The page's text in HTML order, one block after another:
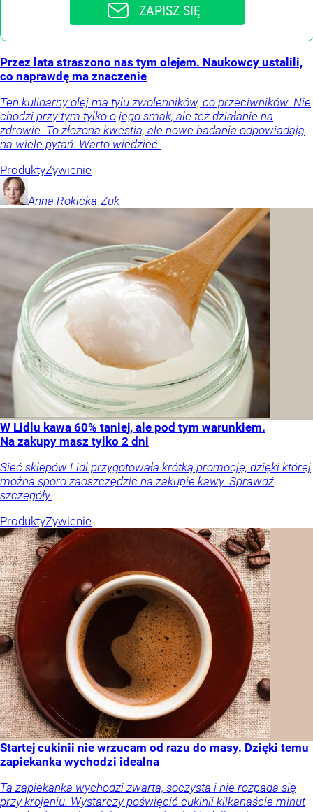
ZAPISZ SIĘ
Przez lata straszono nas tym olejem. Naukowcy ustalili,
co naprawdę ma znaczenie
Ten kulinarny olej ma tylu zwolenników, co przeciwników. Nie
chodzi przy tym tylko o jego smak, ale też działanie na
zdrowie. To złożona kwestia, ale nowe badania odpowiadają
na wiele pytań. Warto wiedzieć.
ProduktyŻywienie
Anna Rokicka-Żuk
W Lidlu kawa 60% taniej, ale pod tym warunkiem.
Na zakupy masz tylko 2 dni
Sieć sklepów Lidl przygotowała krótką promocję, dzięki której
można sporo zaoszczędzić na zakupie kawy. Sprawdź
szczegóły.
ProduktyŻywienie
Startej cukinii nie wrzucam od razu do masy. Dzięki temu
zapiekanka wychodzi idealna
Ta zapiekanka wychodzi zwarta, soczysta i nie rozpada się
przy krojeniu. Wystarczy poświęcić cukinii kilkanaście minut